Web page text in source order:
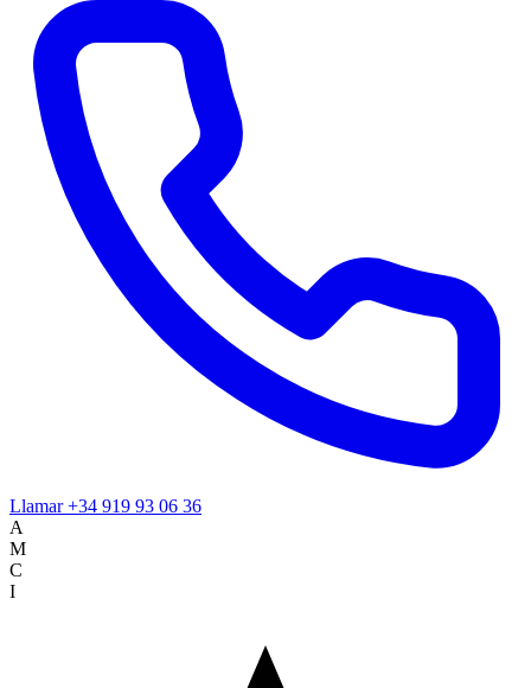
Llamar+34 919 93 06 36
A
M
C
I